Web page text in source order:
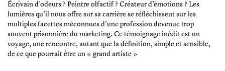
Écrivain d’odeurs ? Peintre olfactif ? Créateur d’émotions ? Les
lumières qu’il nous offre sur sa carrière se réfléchissent sur les
multiples facettes méconnues d’une profession devenue trop
souvent prisonnière du marketing. Ce témoignage inédit est un
voyage, une rencontre, autant que la définition, simple et sensible,
de ce que pourrait être un « grand artiste »